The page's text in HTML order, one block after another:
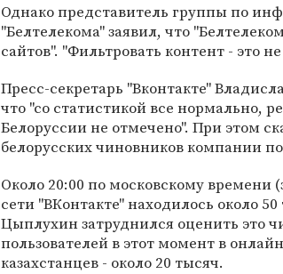
Однако представитель группы по
"Белтелекома" заявил, что
сайтов". "Фильтровать контент - это
Пресс-секретарь "Вконтакте"
что "со статистикой все нормально,
Белоруссии не отмечено". При этом
белорусских чиновников компании
Около 20:00 по московскому времени
сети "ВКонтакте" находилось около
Цыплухин затруднился оценить это
пользователей в этот момент в
казахстанцев - около 20 тысяч.